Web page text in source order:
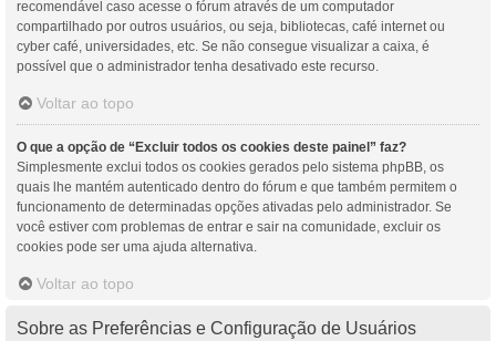
recomendável caso acesse o fórum através de um computador
compartilhado por outros usuários, ou seja, bibliotecas, café internet ou
cyber café, universidades, etc. Se não consegue visualizar a caixa, é
possível que o administrador tenha desativado este recurso.
Voltar ao topo
O que a opção de “Excluir todos os cookies deste painel” faz?
Simplesmente exclui todos os cookies gerados pelo sistema phpBB, os
quais lhe mantém autenticado dentro do fórum e que também permitem o
funcionamento de determinadas opções ativadas pelo administrador. Se
você estiver com problemas de entrar e sair na comunidade, excluir os
cookies pode ser uma ajuda alternativa.
Voltar ao topo
Sobre as Preferências e Configuração de Usuários